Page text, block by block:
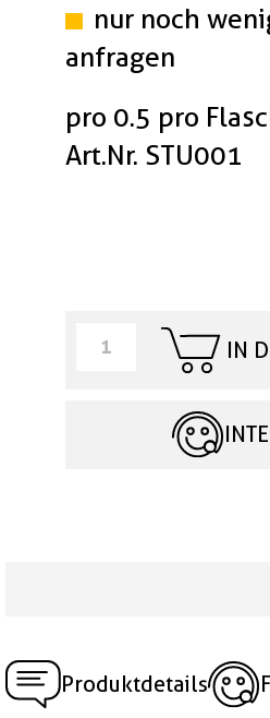
nur noch
anfragen
pro 0.5 pro
Art.Nr. STU001
IN
Produktdetails